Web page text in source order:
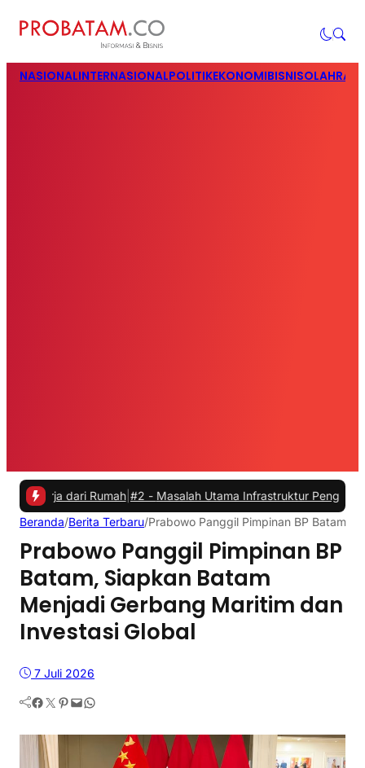
NASIONALINTERNASIONALPOLITIKEKONOMIBISNIS
Rumah |#2 -Masalah Utama Infrastruktur Pengisian Daya
Beranda/Berita Terbaru/Prabowo Panggil Pimpinan BP Batam,
Prabowo Panggil Pimpinan BP
Batam, Siapkan Batam
Menjadi Gerbang Maritim dan
Investasi Global
7 Juli 2026
Facebook Twitter Pinterest Mail WhatsApp